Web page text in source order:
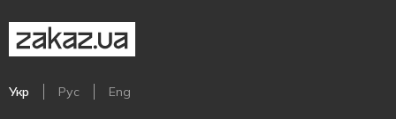
Укр Рус Eng